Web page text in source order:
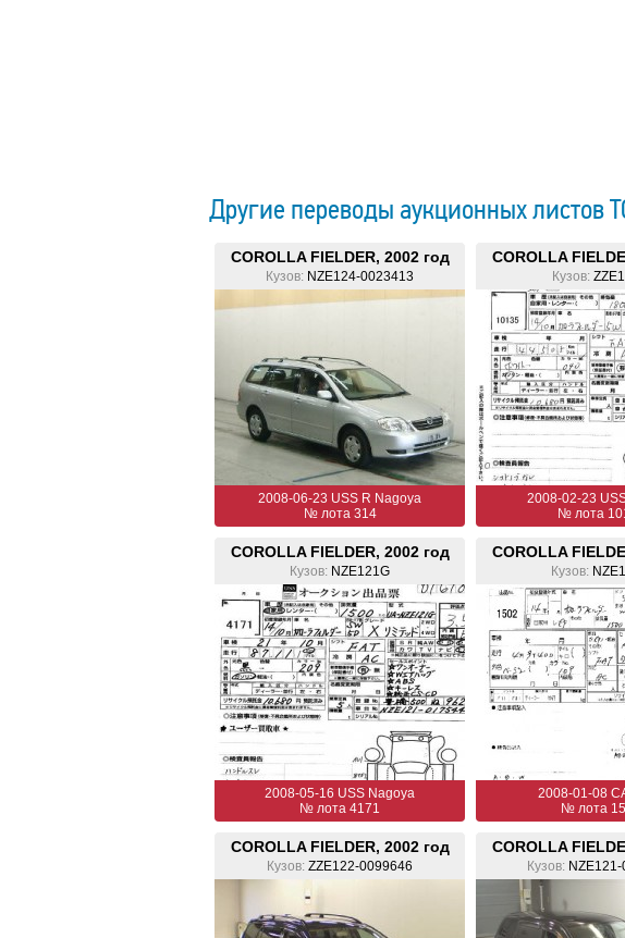
Другие переводы аукционных листов
COROLLA FIELDER, 2002 год
Кузов: NZE124-0023413
2008-06-23 USS R Nagoya
№ лота 314
COROLLA
Кузов:
2008-02-23
№ лота
COROLLA FIELDER, 2002 год
Кузов: NZE121G
2008-05-16 USS Nagoya
№ лота 4171
COROLLA
Кузов:
2008-01-08
№ лота
COROLLA FIELDER, 2002 год
Кузов: ZZE122-0099646
COROLLA
Кузов: